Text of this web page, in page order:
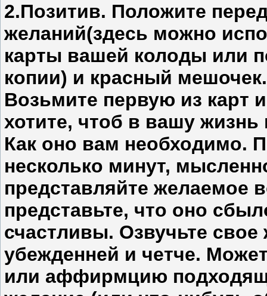
2.Позитив. Положите
желаний(здесь можно
карты вашей колоды или
копии) и красный
Возьмите первую из карт
хотите, чтоб в вашу жизнь
Как оно вам необходимо.
несколько минут,
представляйте желаемое
представьте, что оно
счастливы. Озвучьте
убежденней и четче.
или аффирмцию